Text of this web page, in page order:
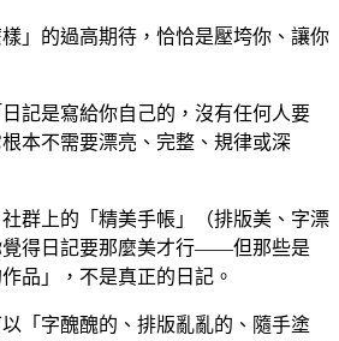
」的過高期待，恰恰是壓垮你、讓你
記是寫給你自己的，沒有任何人要
本不需要漂亮、完整、規律或深
群上的「精美手帳」（排版美、字漂
覺得日記要那麼美才行——但那些是
品」，不是真正的日記。
「字醜醜的、排版亂亂的、隨手塗